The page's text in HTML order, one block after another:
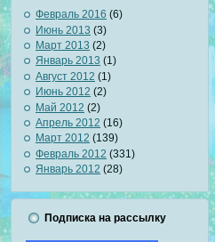
Февраль 2016 (6)
Июнь 2013 (3)
Март 2013 (2)
Январь 2013 (1)
Август 2012 (1)
Июнь 2012 (2)
Май 2012 (2)
Апрель 2012 (16)
Март 2012 (139)
Февраль 2012 (331)
Январь 2012 (28)
Подписка на рассылку